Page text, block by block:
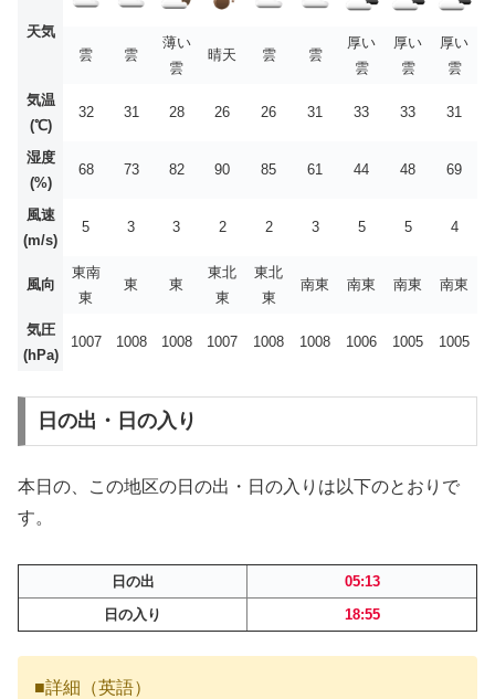
天気
雲
雲
薄い
雲
晴天 雲 雲
厚い
雲
厚い
雲
厚い
雲
気温
(℃)
32 31 28 26 26 31 33 33 31
湿度
(%)
68 73 82 90 85 61 44 48 69
風速
(m/s)
5 3 3 2 2 3 5 5 4
風向
東南
東
東 東
東北
東
東北
東
南東 南東 南東 南東
気圧
(hPa)
1007 1008 1008 1007 1008 1008 1006 1005 1005
日の出・日の入り
本日の、この地区の日の出・日の入りは以下のとおりで
す。
日の出
05:13
日の入り
18:55
■詳細（英語）